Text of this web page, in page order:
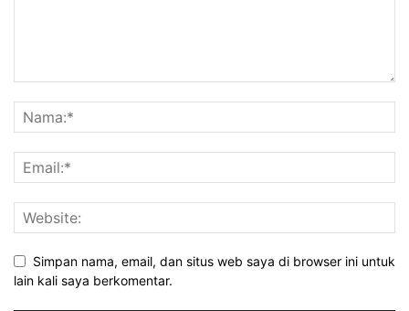
Simpan nama, email, dan situs web saya di browser ini untuk
lain kali saya berkomentar.